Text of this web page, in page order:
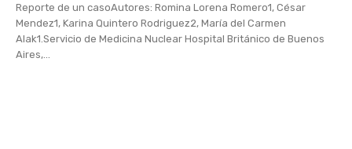
Reporte de un casoAutores: Romina Lorena Romero1, César
Mendez1, Karina Quintero Rodriguez2, María del Carmen
Alak1.Servicio de Medicina Nuclear Hospital Británico de Buenos
Aires,...